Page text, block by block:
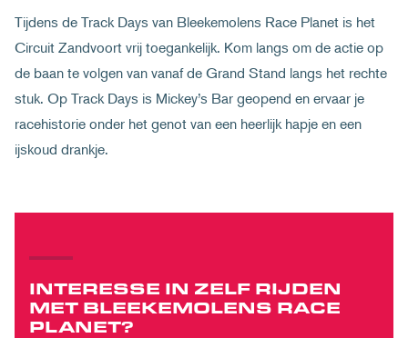
Tijdens de Track Days van Bleekemolens Race Planet is het
Circuit Zandvoort vrij toegankelijk. Kom langs om de actie op
de baan te volgen van vanaf de Grand Stand langs het rechte
stuk. Op Track Days is Mickey’s Bar geopend en ervaar je
racehistorie onder het genot van een heerlijk hapje en een
ijskoud drankje.
INTERESSE IN ZELF RIJDEN
MET BLEEKEMOLENS RACE
PLANET?